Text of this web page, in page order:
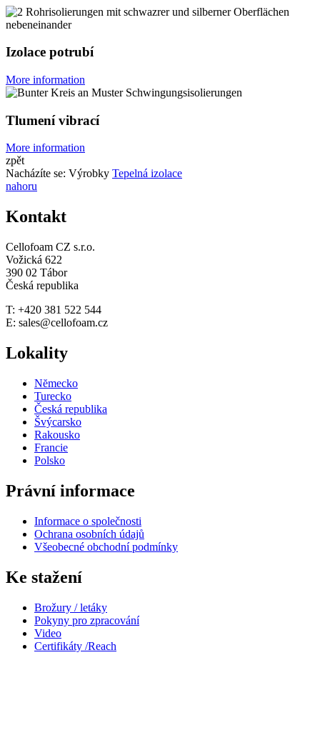
Izolace potrubí
More information
Tlumení vibrací
More information
zpět
Nacházíte se: Výrobky Tepelná izolace
nahoru
Kontakt
Cellofoam CZ s.r.o.
Vožická 622
390 02 Tábor
Česká republika
T: +420 381 522 544
E: sales@cellofoam.cz
Lokality
Nĕmecko
Turecko
Česká republika
Švýcarsko
Rakousko
Francie
Polsko
Právní informace
Informace o společnosti
Ochrana osobních údajů
Všeobecné obchodní podmínky
Ke stažení
Brožury / letáky
Pokyny pro zpracování
Video
Certifikáty /Reach